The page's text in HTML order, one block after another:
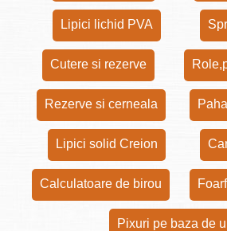
Lipici lichid PVA
Cutere si rezerve
Rezerve si cerneala
Lipici solid Creion
Calculatoare de birou
Pixuri pe baza de